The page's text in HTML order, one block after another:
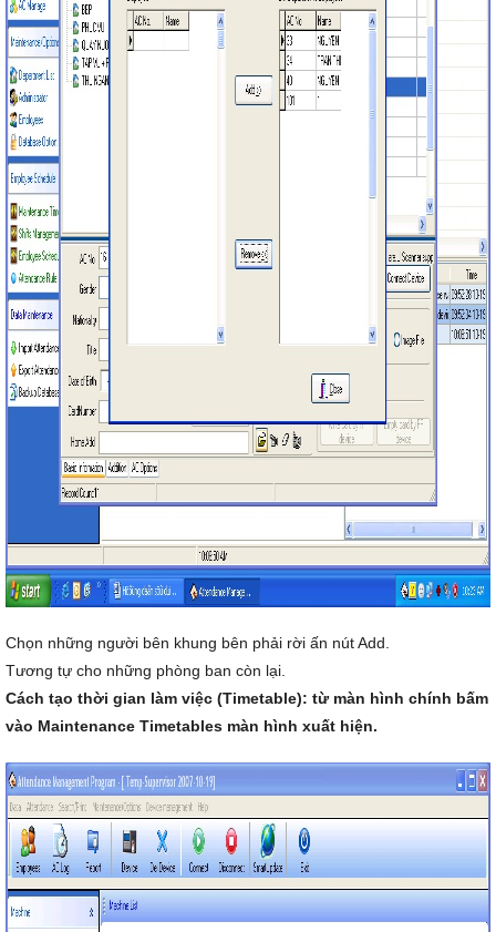
Chọn những người bên khung bên phải rời ấn nút Add.
Tương tự cho những phòng ban còn lại.
Cách tạo thời gian làm việc (Timetable): từ màn hình chính bấm
vào Maintenance Timetables màn hình xuất hiện.